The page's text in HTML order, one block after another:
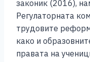
законик (2016),
Регулаторната
трудовите
како и
правата на